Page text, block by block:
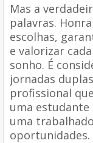
Mas a
palavras.
escolhas,
e valorizar
sonho. É
jornadas
profissional
uma
uma
oportunidades.